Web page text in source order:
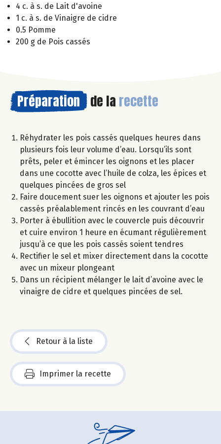
4 c. à s. de Lait d'avoine
1 c. à s. de Vinaigre de cidre
0.5 Pomme
200 g de Pois cassés
Préparation de la recette
Réhydrater les pois cassés quelques heures dans
plusieurs fois leur volume d’eau. Lorsqu’ils sont
prêts, peler et émincer les oignons et les placer
dans une cocotte avec l’huile de colza, les épices et
quelques pincées de gros sel
Faire doucement suer les oignons et ajouter les pois
cassés préalablement rincés en les couvrant d’eau
Porter à ébullition avec le couvercle puis découvrir
et cuire environ 1 heure en écumant régulièrement
jusqu’à ce que les pois cassés soient tendres
Rectifier le sel et mixer directement dans la cocotte
avec un mixeur plongeant
Dans un récipient mélanger le lait d’avoine avec le
vinaigre de cidre et quelques pincées de sel.
Retour à la liste
Imprimer la recette